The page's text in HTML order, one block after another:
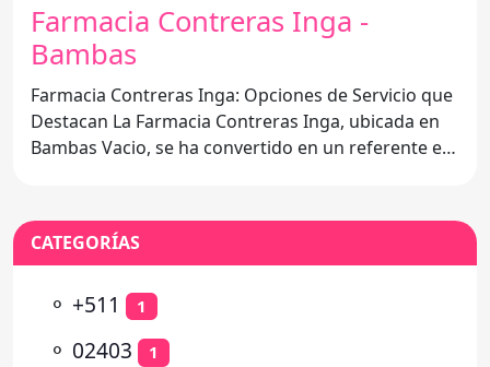
Farmacia Contreras Inga -
Bambas
Farmacia Contreras Inga: Opciones de Servicio que
Destacan La Farmacia Contreras Inga, ubicada en
Bambas Vacio, se ha convertido en un referente en
CATEGORÍAS
⚬ +511 1
⚬ 02403 1